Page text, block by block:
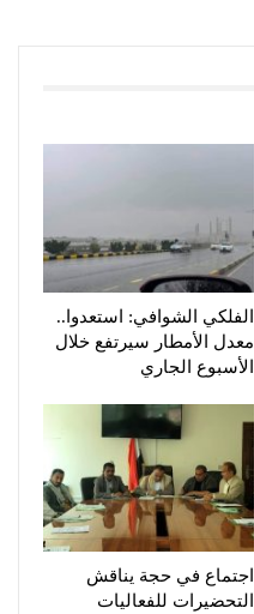
الفلكي الشوافي: استعدوا..
معدل الأمطار سيرتفع خلال
الأسبوع الجاري
اجتماع في حجة يناقش
التحضيرات للفعاليات